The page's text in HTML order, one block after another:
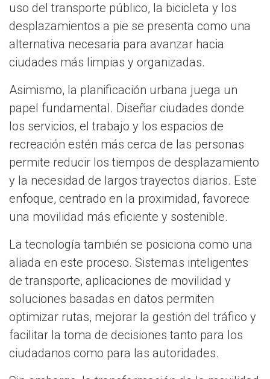
uso del transporte público, la bicicleta y los
desplazamientos a pie se presenta como una
alternativa necesaria para avanzar hacia
ciudades más limpias y organizadas.
Asimismo, la planificación urbana juega un
papel fundamental. Diseñar ciudades donde
los servicios, el trabajo y los espacios de
recreación estén más cerca de las personas
permite reducir los tiempos de desplazamiento
y la necesidad de largos trayectos diarios. Este
enfoque, centrado en la proximidad, favorece
una movilidad más eficiente y sostenible.
La tecnología también se posiciona como una
aliada en este proceso. Sistemas inteligentes
de transporte, aplicaciones de movilidad y
soluciones basadas en datos permiten
optimizar rutas, mejorar la gestión del tráfico y
facilitar la toma de decisiones tanto para los
ciudadanos como para las autoridades.